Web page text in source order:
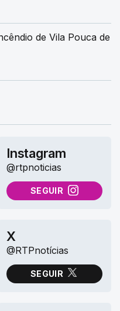
de Vila Pouca de
Instagram
@rtpnoticias
SEGUIR
NO INSTAGRAM
X
@RTPnotícias
SEGUIR
NO X (TWITTER)